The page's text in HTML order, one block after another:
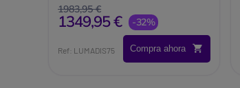
para cartelería digital en empresas,
comercios y espacios públicos.
1983,95 €
1349,95 € -32%
Ref: LUMADIS75 Compra ahora